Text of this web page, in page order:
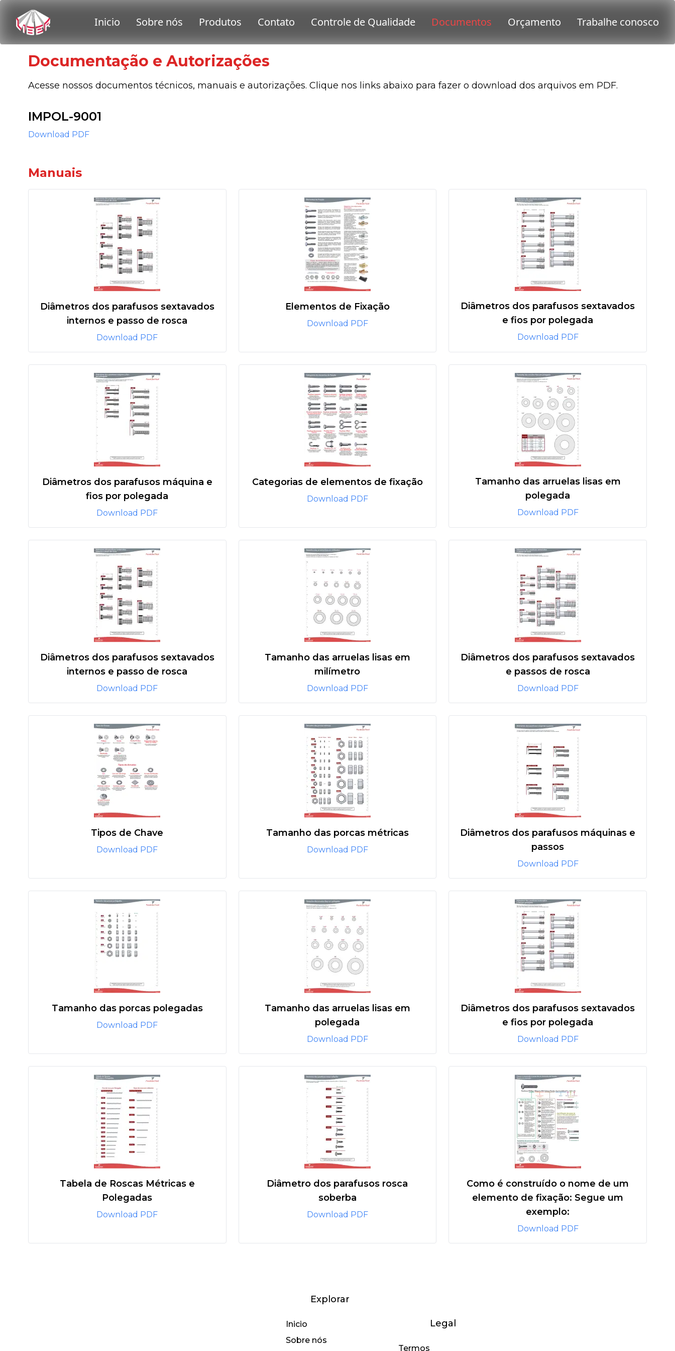
Documentação e Autorizações
Acesse nossos documentos técnicos, manuais e autorizações. Clique nos links abaixo para fazer o download dos arquivos em PDF.
IMPOL-9001
Download PDF
Manuais
Diâmetros dos parafusos sextavados
internos e passo de rosca
Download PDF
Elementos de Fixação
Download PDF
Diâmetros dos parafusos sextavados
e fios por polegada
Download PDF
Diâmetros dos parafusos máquina e
fios por polegada
Download PDF
Categorias de elementos de fixação
Download PDF
Tamanho das arruelas lisas em
polegada
Download PDF
Diâmetros dos parafusos sextavados
internos e passo de rosca
Download PDF
Tamanho das arruelas lisas em
milímetro
Download PDF
Diâmetros dos parafusos sextavados
e passos de rosca
Download PDF
Tipos de Chave
Download PDF
Tamanho das porcas métricas
Download PDF
Diâmetros dos parafusos máquinas e
passos
Download PDF
Tamanho das porcas polegadas
Download PDF
Tamanho das arruelas lisas em
polegada
Download PDF
Diâmetros dos parafusos sextavados
e fios por polegada
Download PDF
Tabela de Roscas Métricas e
Polegadas
Download PDF
Diâmetro dos parafusos rosca
soberba
Download PDF
Como é construído o nome de um
elemento de fixação: Segue um
exemplo:
Download PDF
Explorar
Inicio
Sobre nós
Legal
Termos